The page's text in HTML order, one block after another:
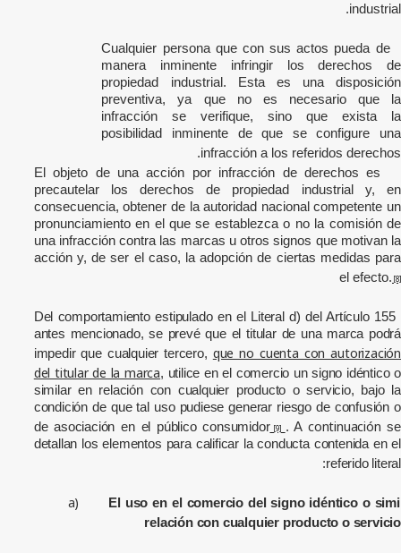
industrial.
Cualquier persona que con sus actos pueda de
manera inminente infringir los derechos de
propiedad industrial. Esta es una disposición
preventiva, ya que no es necesario que la
infracción se verifique, sino que exista la
posibilidad inminente de que se configure una
infracción a los referidos derechos.
El objeto de una acción por infracción de derechos es
precautelar los derechos de propiedad industrial y, en
consecuencia, obtener de la autoridad nacional competente un
pronunciamiento en el que se establezca o no la comisión de
una infracción contra las marcas u otros signos que motivan la
acción y, de ser el caso, la adopción de ciertas medidas para
el efecto. [8]
Del comportamiento estipulado en el Literal d) del Artículo 155
antes mencionado, se prevé que el titular de una marca podrá
impedir que cualquier tercero, que no cuenta con autorización
del titular de la marca, utilice en el comercio un signo idéntico o
similar en relación con cualquier producto o servicio, bajo la
condición de que tal uso pudiese generar riesgo de confusión o
de asociación en el público consumidor [9] . A continuación se
detallan los elementos para calificar la conducta contenida en el
referido literal:
a)
El uso en el comercio del signo idéntico o
relación con cualquier producto o servicio